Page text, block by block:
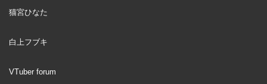
猫宮ひなた
白上フブキ
VTuber forum